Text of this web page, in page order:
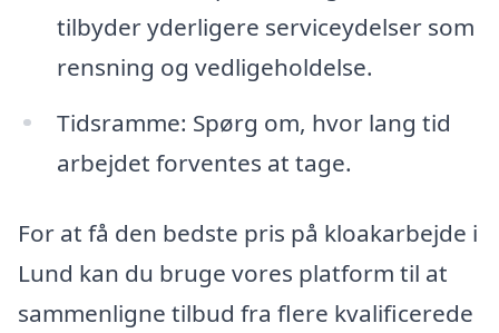
tilbyder yderligere serviceydelser som
rensning og vedligeholdelse.
Tidsramme: Spørg om, hvor lang tid
arbejdet forventes at tage.
For at få den bedste pris på kloakarbejde i
Lund kan du bruge vores platform til at
sammenligne tilbud fra flere kvalificerede